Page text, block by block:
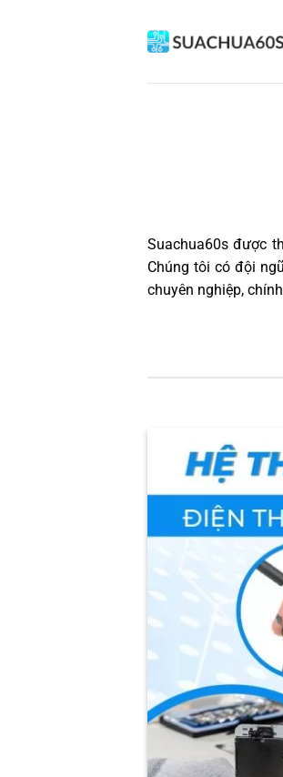
Suachua60s được
Chúng tôi có đội
chuyên nghiệp,